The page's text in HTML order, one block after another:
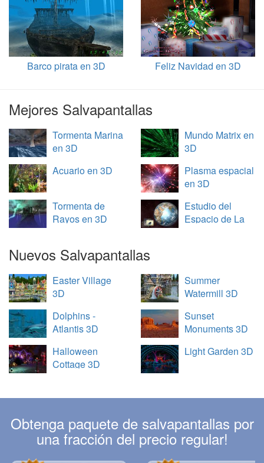
Barco pirata en 3D Feliz Navidad en 3D
Mejores Salvapantallas
Tormenta Marina
en 3D
Mundo Matrix en
3D
Acuario en 3D
Plasma espacial
en 3D
Tormenta de
Rayos en 3D
Estudio del
Espacio de La
Nuevos Salvapantallas
Easter Village
3D
Summer
Watermill 3D
Dolphins -
Atlantis 3D
Sunset
Monuments 3D
Halloween
Cottage 3D
Light Garden 3D
Obtenga paquete de salvapantallas por
una fracción del precio regular!